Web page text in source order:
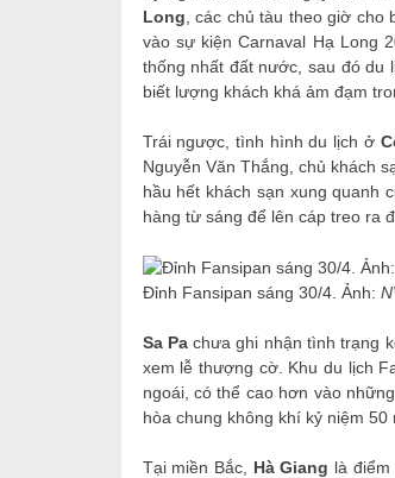
Long , các chủ tàu theo giờ
vào sự kiện Carnaval Hạ Long
thống nhất đất nước, sau đó du
biết lượng khách khá ảm đạm
Trái ngược, tình hình du lịch ở
Nguyễn Văn Thắng, chủ khách
hầu hết khách sạn xung quanh
hàng từ sáng để lên cáp treo ra
Đỉnh Fansipan sáng 30/4. Ảnh:
Sa Pachưa ghi nhận tình trạng
xem lễ thượng cờ. Khu du lịch
ngoái, có thể cao hơn vào
hòa chung không khí kỷ niệm 50
Tại miền Bắc, Hà Giang là